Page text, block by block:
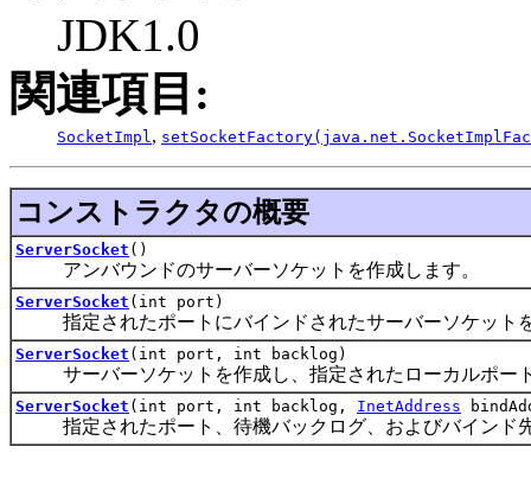
JDK1.0
関連項目:
SocketImpl ,
コンストラクタの概要
ServerSocket ()
アンバウンドのサーバーソケットを作成します。
ServerSocket (int port)
指定されたポートにバインドされたサーバーソケット
ServerSocket (int port, int backlog)
サーバーソケットを作成し、指定されたローカルポー
ServerSocket (int port, int backlog, InetAddress
指定されたポート、待機バックログ、およびバインド